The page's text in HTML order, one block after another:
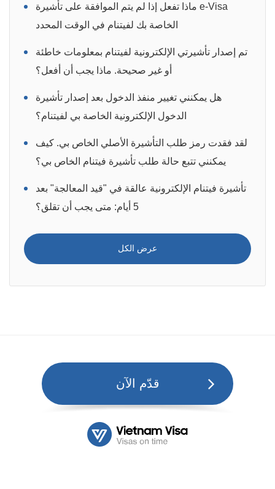
ماذا تفعل إذا لم يتم الموافقة على تأشيرة e-Visa
الخاصة بك لفيتنام في الوقت المحدد
تم إصدار تأشيرتي الإلكترونية لفيتنام بمعلومات خاطئة
أو غير صحيحة. ماذا يجب أن أفعل؟
هل يمكنني تغيير منفذ الدخول بعد إصدار تأشيرة
الدخول الإلكترونية الخاصة بي لفيتنام؟
لقد فقدت رمز طلب التأشيرة الأصلي الخاص بي. كيف
يمكنني تتبع حالة طلب تأشيرة فيتنام الخاص بي؟
تأشيرة فيتنام الإلكترونية عالقة في "قيد المعالجة" بعد
5 أيام: متى يجب أن تقلق؟
عرض الكل
قدّم الآن